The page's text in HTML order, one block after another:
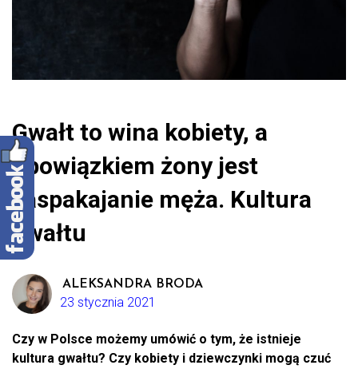
Gwałt to wina kobiety, a
obowiązkiem żony jest
zaspakajanie męża. Kultura
gwałtu
ALEKSANDRA BRODA
23 stycznia 2021
Czy w Polsce możemy umówić o tym, że istnieje
kultura gwałtu? Czy kobiety i dziewczynki mogą czuć